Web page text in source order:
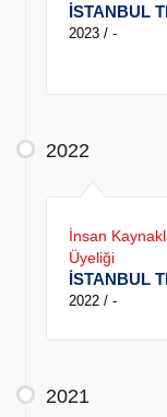
İSTANBUL
2023 / -
2022
İnsan
Üyeliği
İSTANBUL
2022 / -
2021